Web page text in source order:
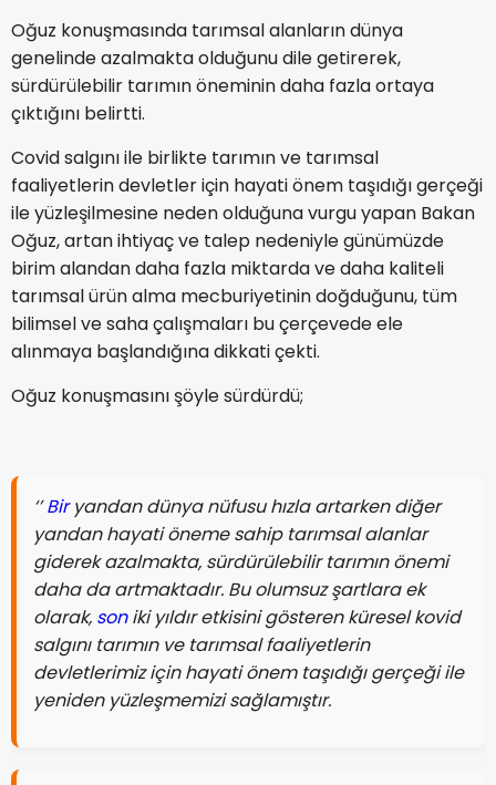
Oğuz konuşmasında tarımsal alanların dünya
genelinde azalmakta olduğunu dile getirerek,
sürdürülebilir tarımın öneminin daha fazla ortaya
çıktığını belirtti.
Covid salgını ile birlikte tarımın ve tarımsal
faaliyetlerin devletler için hayati önem taşıdığı gerçeği
ile yüzleşilmesine neden olduğuna vurgu yapan Bakan
Oğuz, artan ihtiyaç ve talep nedeniyle günümüzde
birim alandan daha fazla miktarda ve daha kaliteli
tarımsal ürün alma mecburiyetinin doğduğunu, tüm
bilimsel ve saha çalışmaları bu çerçevede ele
alınmaya başlandığına dikkati çekti.
Oğuz konuşmasını şöyle sürdürdü;
‘’Biryandan dünya nüfusu hızla artarken diğer
yandan hayati öneme sahip tarımsal alanlar
giderek azalmakta, sürdürülebilir tarımın önemi
daha da artmaktadır. Bu olumsuz şartlara ek
olarak, soniki yıldır etkisini gösteren küresel kovid
salgını tarımın ve tarımsal faaliyetlerin
devletlerimiz için hayati önem taşıdığı gerçeği ile
yeniden yüzleşmemizi sağlamıştır.